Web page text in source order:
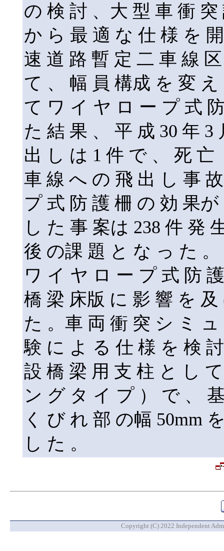
の 検 討 、大 型 車 衝
か ら 最 適 な 仕 様 を
速 道 路 暫 定 二 車 線
て 、 幅 員 構成 を 変
て ワ イ ヤ ロ ー プ 式
た 結 果 、 平 成 30 年
出 し は 1 件 で 、 死 亡
車 線 へ の 飛 出 し 事
プ 式 防 護 柵 の 効 果
し た 事 案は 238 件 発
後 の課 題 と な っ た
ワ イ ヤ ロ ー プ 式 防
橋 梁 床版 に 影 響 を
た 。車 両 衝 突 シ ミ
験 に よ る 仕 様 を 検
設 橋 梁 用 支 柱 と し
ン グ タ イ プ ） で 、
く び れ 部 の幅 50mm
し た 。
Copyright (C) 2022 Independent